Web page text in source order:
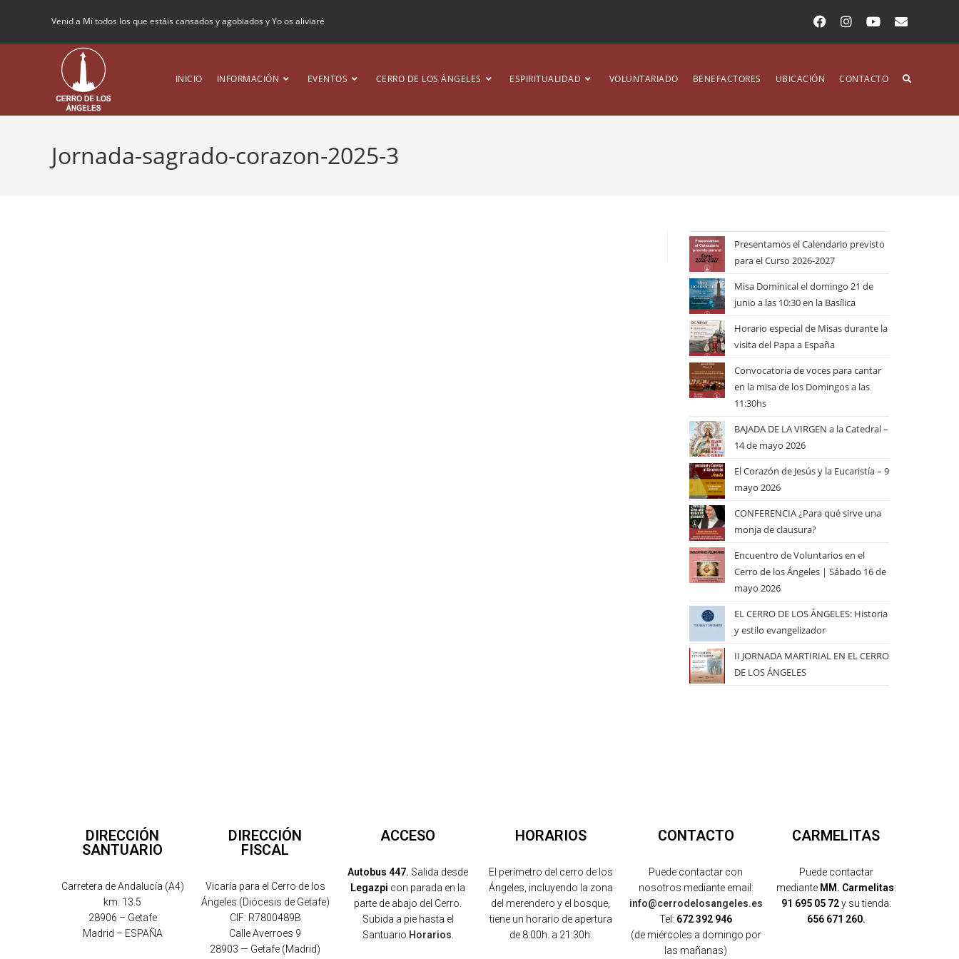
Venid a Mí todos los que estáis cansados y agobiados y Yo os aliviaré
INICIO INFORMACIÓN EVENTOS CERRO DE LOS ÁNGELES ESPIRITUALIDAD VOLUNTARIADO BENEFACTORES UBICACIÓN CONTACTO
Jornada-sagrado-corazon-2025-3
Presentamos el Calendario previsto
para el Curso 2026-2027
Misa Dominical el domingo 21 de
junio a las 10:30 en la Basílica
Horario especial de Misas durante la
visita del Papa a España
Convocatoria de voces para cantar
en la misa de los Domingos a las
11:30hs
BAJADA DE LA VIRGEN a la Catedral –
14 de mayo 2026
El Corazón de Jesús y la Eucaristía – 9
mayo 2026
CONFERENCIA ¿Para qué sirve una
monja de clausura?
Encuentro de Voluntarios en el
Cerro de los Ángeles | Sábado 16 de
mayo 2026
EL CERRO DE LOS ÁNGELES: Historia
y estilo evangelizador
II JORNADA MARTIRIAL EN EL CERRO
DE LOS ÁNGELES
DIRECCIÓN
SANTUARIO
Carretera de Andalucía (A4)
km. 13.5
28906 – Getafe
Madrid – ESPAÑA
DIRECCIÓN
FISCAL
Vicaría para el Cerro de los
Ángeles (Diócesis de Getafe)
CIF: R7800489B
Calle Averroes 9
28903 — Getafe (Madrid)
ACCESO
Autobus 447. Salida desde
Legazpi con parada en la
parte de abajo del Cerro.
Subida a pie hasta el
Santuario. Horarios
HORARIOS
El perímetro del cerro de los
Ángeles, incluyendo la zona
del merendero y el bosque,
tiene un horario de apertura
de 8:00h. a 21:30h.
CONTACTO
Puede contactar con
nosotros mediante email:
info@cerrodelosangeles.es
Tel: 672 392 946
(de miércoles a domingo por
las mañanas)
CARMELITAS
Puede contactar
medianteMM. Carmelitas:
91 695 05 72y su tienda:
656 671 260.